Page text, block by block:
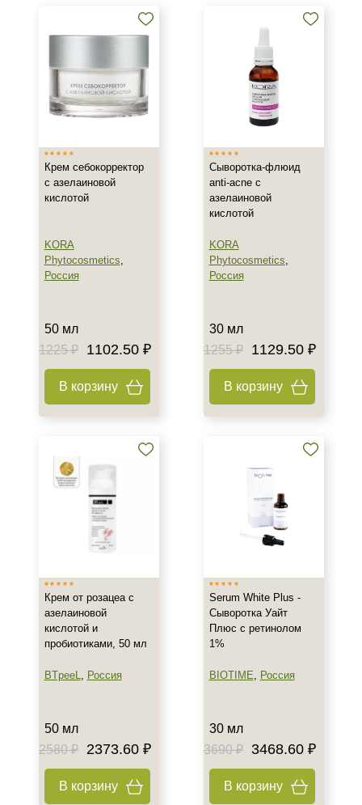
Показать еще
Возраст
Любой возраст (от 18 лет)
После 20
После 25
Восстановление
Матирование
Показать еще
Назначение против
Возрастные изменения
Применение
Под макияж
После пилинга
Лифтинг
Обновление клеток
Ровный тон
Показать еще
Декольте
Лицо
Тело
Крем себокорректор
с азелаиновой
кислотой
KORA
Phytocosmetics,
Россия
50 мл
1225 ₽
1102.50 ₽
В корзину
Сыворотка-флюид
anti-acne с
азелаиновой
кислотой
KORA
Phytocosmetics,
Россия
30 мл
1255 ₽
1129.50 ₽
В корзину
Крем от розацеа с
азелаиновой
кислотой и
пробиотиками, 50 мл
BTpeeL, Россия
50 мл
2580 ₽
2373.60 ₽
В корзину
Serum White Plus -
Сыворотка Уайт
Плюс с ретинолом
1%
BIOTIME, Россия
30 мл
3690 ₽
3468.60 ₽
В корзину